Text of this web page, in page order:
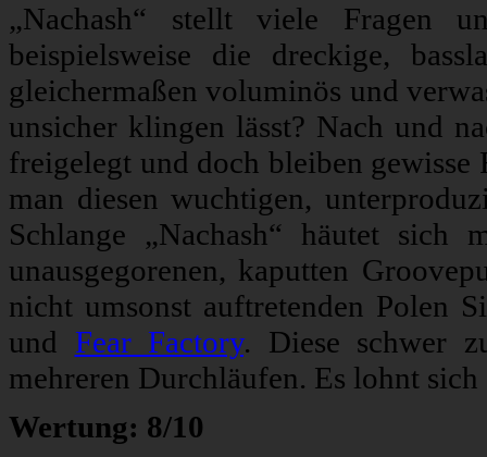
„Nachash“ stellt viele Fragen
beispielsweise die dreckige,
gleichermaßen voluminös und
unsicher klingen lässt? Nach und
freigelegt und doch bleiben
man diesen wuchtigen,
Schlange „Nachash“ häutet
unausgegorenen, kaputten
nicht umsonst auftretenden Polen
und Fear Factory. Diese schwer
mehreren Durchläufen. Es lohnt
Wertung: 8/10